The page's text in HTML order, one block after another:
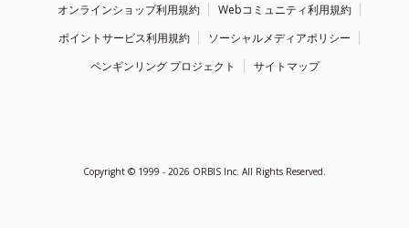
オンラインショップ利用規約
Webコミュニティ利用規約
ポイントサービス利用規約
ソーシャルメディアポリシー
ペンギンリング プロジェクト
サイトマップ
Copyright © 1999 - 2026 ORBIS Inc. All Rights Reserved.